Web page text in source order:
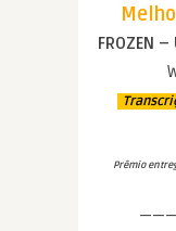
FROZEN –
Prêmio